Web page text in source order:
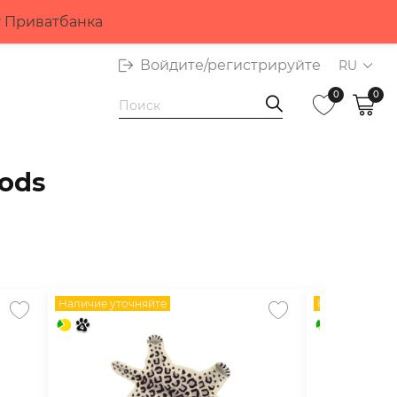
Приватбанка
Войдите/регистрируйте RU
0 0
Наличие уточняйте Наличие